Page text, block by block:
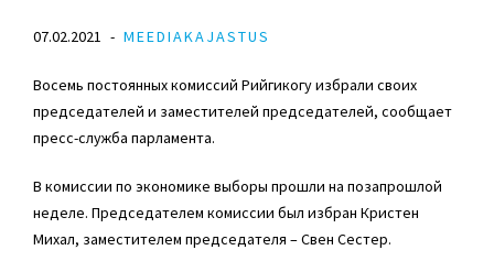
07.02.2021 MEEDIAKAJASTUS
Восемь постоянных комиссий Рийгикогу избрали своих
председателей и заместителей председателей, сообщает
пресс-служба парламента.
В комиссии по экономике выборы прошли на позапрошлой
неделе. Председателем комиссии был избран Кристен
Михал, заместителем председателя –Свен Сестер.